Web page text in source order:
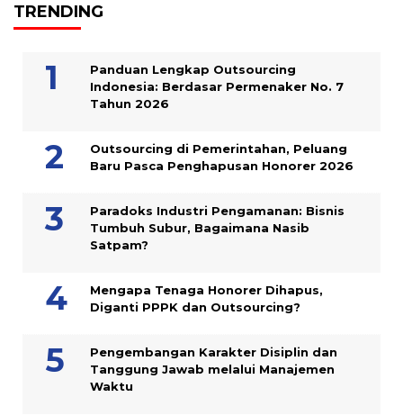
TRENDING
Panduan Lengkap Outsourcing
Indonesia: Berdasar Permenaker No. 7
Tahun 2026
Outsourcing di Pemerintahan, Peluang
Baru Pasca Penghapusan Honorer 2026
Paradoks Industri Pengamanan: Bisnis
Tumbuh Subur, Bagaimana Nasib
Satpam?
Mengapa Tenaga Honorer Dihapus,
Diganti PPPK dan Outsourcing?
Pengembangan Karakter Disiplin dan
Tanggung Jawab melalui Manajemen
Waktu